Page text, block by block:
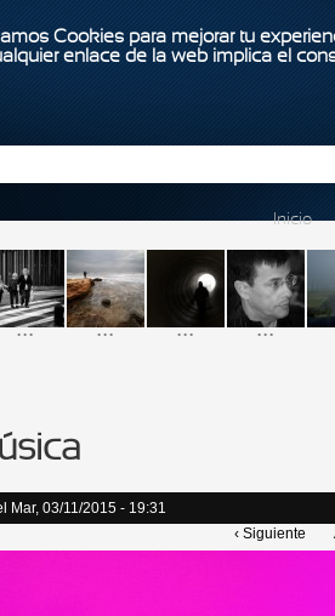
Cookies para mejorar tu
enlace de la web implica el
Inicio
... ... ... ...
Mar, 03/11/2015 - 19:31
‹ Siguiente